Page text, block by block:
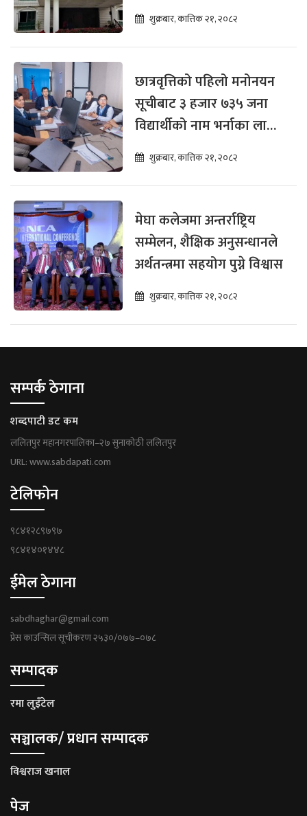
शुक्रबार, कात्तिक २१, २०८२
छात्रवृत्तिको पहिलो मनोनयन
सूचीबाट ३ हजार ७३५ जना
विद्यार्थीको नाम भर्नाका लागि
सिफारिस
शुक्रबार, कात्तिक २१, २०८२
मेघा कलेजमा अन्तर्राष्ट्रिय
सम्मेलन, शैक्षिक अनुसन्धानले
अर्थतन्त्रमा सहयोग पुग्ने विश्वास
शुक्रबार, कात्तिक २१, २०८२
सम्पर्क ठेगाना
शब्दपाटी डट कम
ललितपुर महानगरपालिका–२७ सुनाकोठी ललितपुर
URL: www.sabdapati.com
टेलिफोन
९८४१२८९७९७
९८४१४०१४४८
ईमेल ठेगाना
sabdhaghar@gmail.com
प्रेस काउन्सिल सूचीकरण २५३०/०७७–०७८
सम्पादक
रमा लुइँटेल
सञ्चालक/ प्रधान सम्पादक
विश्वराज खनाल
पेज